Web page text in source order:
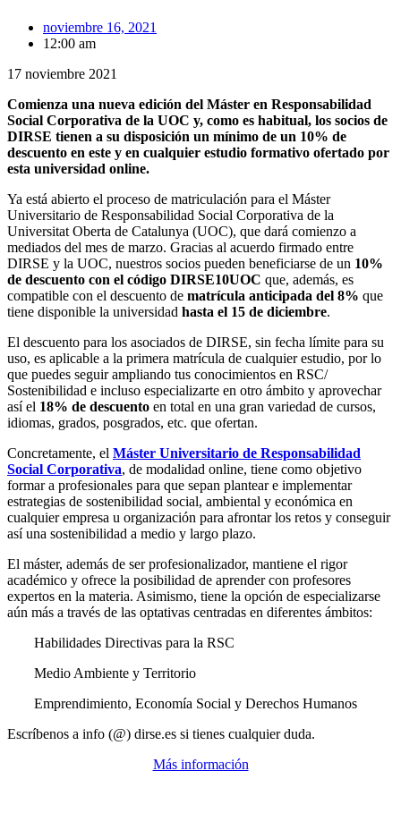
noviembre 16, 2021
12:00 am
17 noviembre 2021
Comienza una nueva edición del Máster en Responsabilidad
Social Corporativa de la UOC y, como es habitual, los socios de
DIRSE tienen a su disposición un mínimo de un 10% de
descuento en este y en cualquier estudio formativo ofertado por
esta universidad online.
Ya está abierto el proceso de matriculación para el Máster
Universitario de Responsabilidad Social Corporativa de la
Universitat Oberta de Catalunya (UOC), que dará comienzo a
mediados del mes de marzo. Gracias al acuerdo firmado entre
DIRSE y la UOC, nuestros socios pueden beneficiarse de un 10%
de descuento con el código DIRSE10UOC que, además, es
compatible con el descuento de matrícula anticipada del 8% que
tiene disponible la universidad hasta el 15 de diciembre.
El descuento para los asociados de DIRSE, sin fecha límite para su
uso, es aplicable a la primera matrícula de cualquier estudio, por lo
que puedes seguir ampliando tus conocimientos en RSC/
Sostenibilidad e incluso especializarte en otro ámbito y aprovechar
así el 18% de descuento en total en una gran variedad de cursos,
idiomas, grados, posgrados, etc. que ofertan.
Concretamente, el Máster Universitario de Responsabilidad
Social Corporativa, de modalidad online, tiene como objetivo
formar a profesionales para que sepan plantear e implementar
estrategias de sostenibilidad social, ambiental y económica en
cualquier empresa u organización para afrontar los retos y conseguir
así una sostenibilidad a medio y largo plazo.
El máster, además de ser profesionalizador, mantiene el rigor
académico y ofrece la posibilidad de aprender con profesores
expertos en la materia. Asimismo, tiene la opción de especializarse
aún más a través de las optativas centradas en diferentes ámbitos:
Habilidades Directivas para la RSC
Medio Ambiente y Territorio
Emprendimiento, Economía Social y Derechos Humanos
Escríbenos a info (@) dirse.es si tienes cualquier duda.
Más información